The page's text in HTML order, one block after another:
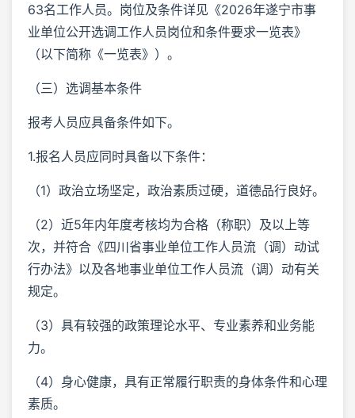
63名工作人员。岗位及条件详见《2026年遂宁市事
业单位公开选调工作人员岗位和条件要求一览表》
（以下简称《一览表》）。
（三）选调基本条件
报考人员应具备条件如下。
1.报名人员应同时具备以下条件：
（1）政治立场坚定，政治素质过硬，道德品行良好。
（2）近5年内年度考核均为合格（称职）及以上等
次，并符合《四川省事业单位工作人员流（调）动试
行办法》以及各地事业单位工作人员流（调）动有关
规定。
（3）具有较强的政策理论水平、专业素养和业务能
力。
（4）身心健康，具有正常履行职责的身体条件和心理
素质。